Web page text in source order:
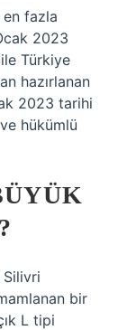
en fazla
2023
Türkiye
hazırlanan
2023 tarihi
hükümlü
Silivri
bir
L tipi